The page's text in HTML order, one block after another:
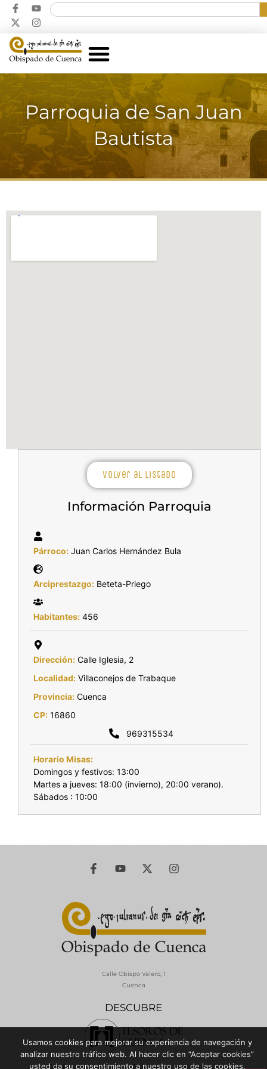
Parroquia de San Juan
Bautista
Volver al listado
Información Parroquia
Párroco: Juan Carlos Hernández Bula
Arciprestazgo: Beteta-Priego
Habitantes: 456
Dirección: Calle Iglesia, 2
Localidad: Villaconejos de Trabaque
Provincia: Cuenca
CP: 16860
969315534
Horario Misas:
Domingos y festivos: 13:00
Martes a jueves: 18:00 (invierno), 20:00 verano).
Sábados : 10:00
DESCUBRE
Calle Obispo Valero, 1
Cuenca
© 2026 Diócesis de Cuenca - Todos los derechos reservados
Usamos cookies para mejorar su experiencia de navegación y
analizar nuestro tráfico web. Al hacer clic en “Aceptar cookies”
usted da su consentimiento a nuestro uso de las cookies.